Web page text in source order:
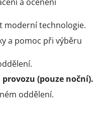
moderní technologie.
a pomoc při výběru
(pouze noční).
oddělení.